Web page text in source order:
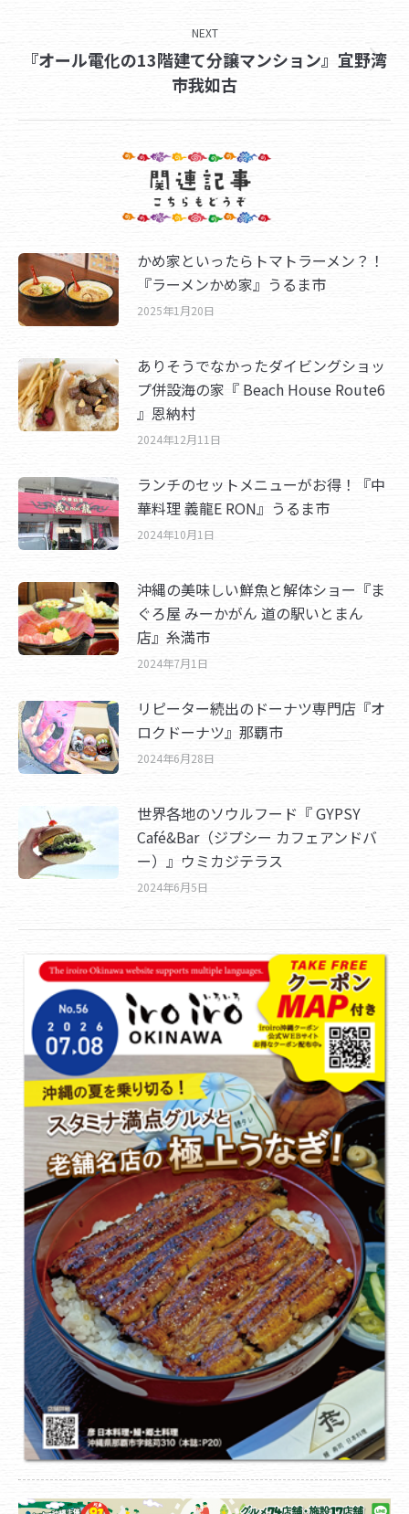
NEXT
Next
post:
『オール電化の13階建て分譲マンション』宜野湾
市我如古
かめ家といったらトマトラーメン？！
『ラーメンかめ家』うるま市
2025年1月20日
ありそうでなかったダイビングショッ
プ併設海の家『 Beach House Route6
』恩納村
2024年12月11日
ランチのセットメニューがお得！『中
華料理 義龍E RON』うるま市
2024年10月1日
沖縄の美味しい鮮魚と解体ショー『ま
ぐろ屋 みーかがん 道の駅いとまん
店』糸満市
2024年7月1日
リピーター続出のドーナツ専門店『オ
ロクドーナツ』那覇市
2024年6月28日
世界各地のソウルフード『 GYPSY
Café&Bar（ジプシー カフェアンドバ
ー）』ウミカジテラス
2024年6月5日